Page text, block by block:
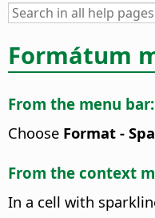
Formátum
From the menu bar:
Choose Format -
From the context
In a cell with